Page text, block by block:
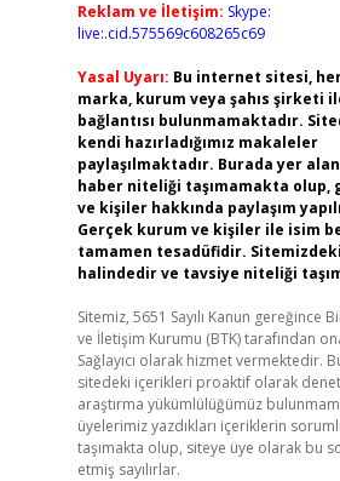
Reklam ve İletişim: Skype:
live:.cid.575569c608265c69
Yasal Uyarı: Bu internet sitesi,
marka, kurum veya şahıs şirketi
bağlantısı bulunmamaktadır.
kendi hazırladığımız makaleler
paylaşılmaktadır. Burada yer
haber niteliği taşımamakta olup,
ve kişiler hakkında paylaşım
Gerçek kurum ve kişiler ile isim
tamamen tesadüfidir.
halindedir ve tavsiye niteliği
Sitemiz, 5651 Sayılı Kanun gereğince
ve İletişim Kurumu (BTK) tarafından
Sağlayıcı olarak hizmet vermektedir.
sitedeki içerikleri proaktif olarak
araştırma yükümlülüğümüz
üyelerimiz yazdıkları içeriklerin
taşımakta olup, siteye üye olarak bu
etmiş sayılırlar.